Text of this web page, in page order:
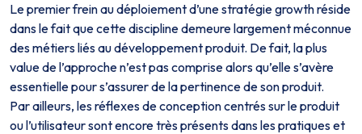
Le premier frein au déploiement d’une stratégie growth réside
dans le fait que cette discipline demeure largement méconnue
des métiers liés au développement produit. De fait, la plus
value de l’approche n’est pas comprise alors qu’elle s’avère
essentielle pour s’assurer de la pertinence de son produit.
Par ailleurs, les réflexes de conception centrés sur le produit
ou l’utilisateur sont encore très présents dans les pratiques et